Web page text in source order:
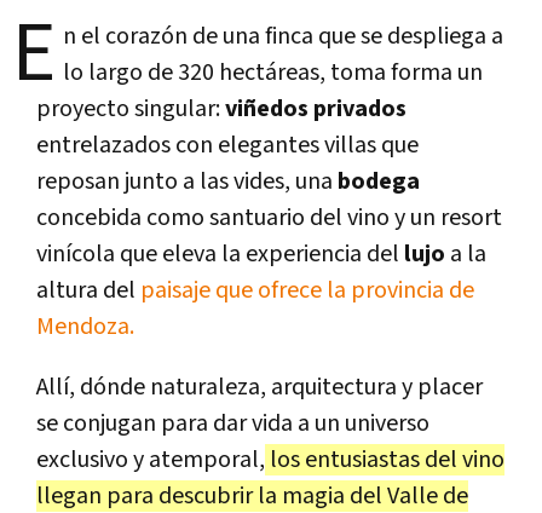
E n el corazón de una finca que se despliega a
lo largo de 320 hectáreas, toma forma un
proyecto singular:viñedos privados
entrelazados con elegantes villas que
reposan junto a las vides, una bodega
concebida como santuario del vino y un resort
vinícola que eleva la experiencia del lujo a la
altura del paisaje que ofrece la provincia de
Mendoza.
Allí, dónde naturaleza, arquitectura y placer
se conjugan para dar vida a un universo
exclusivo y atemporal, los entusiastas del vino
llegan para descubrir la magia del Valle de